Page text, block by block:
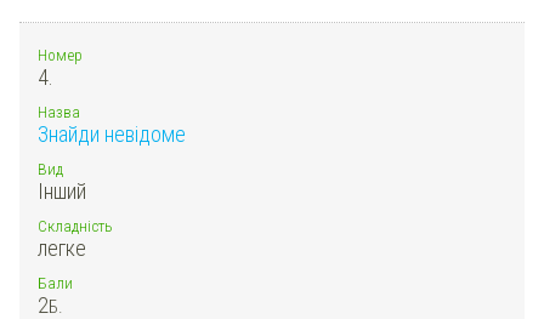
Номер
4.
Назва
Знайди невідоме
Вид
Інший
Складність
легке
Бали
2Б.